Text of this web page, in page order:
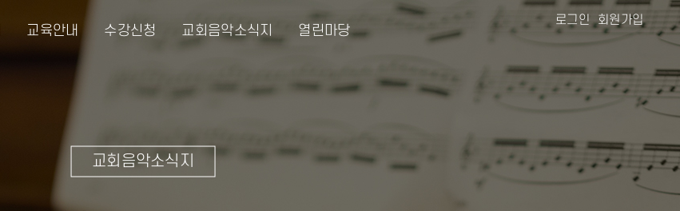
교육안내 수강신청 교회음악소식지 열린마당
로그인 회원가입
교회음악소식지